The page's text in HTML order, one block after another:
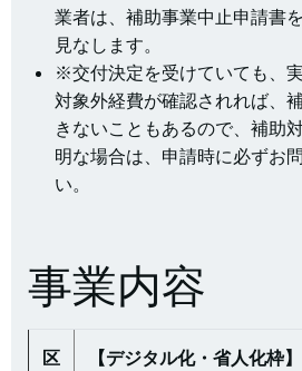
業者は、補助事業中止申請書
見なします。
※交付決定を受けていても、
対象外経費が確認されれば、
きないこともあるので、補助
明な場合は、申請時に必ずお
い。
事業内容
区
【デジタル化・省人化枠】